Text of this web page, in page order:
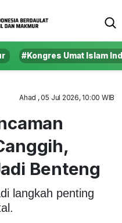
#Kongres Umat Islam
Ahad , 05 Jul 2026, 10:00 WIB
Benteng
langkah penting